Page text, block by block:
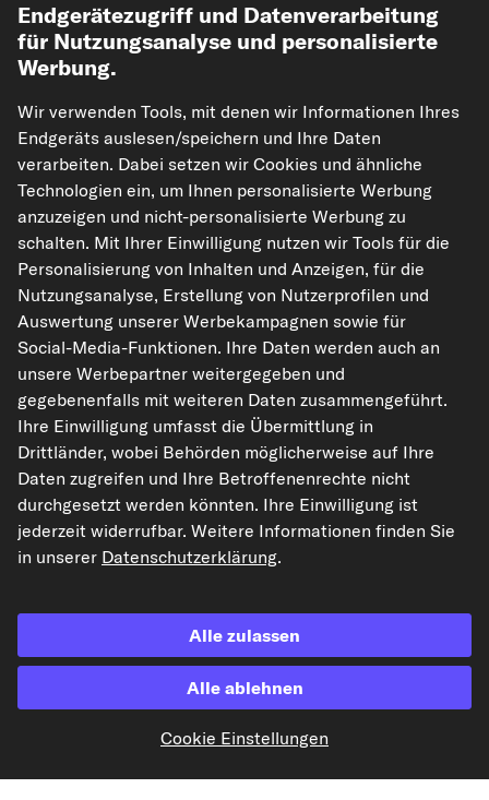
Hilfe & Support
Rechtliches
Akzeptierte Zahlungsarten
Unsere Versandpartner
kfzteile24.de carpardoo.nl
carpardoo.fr
carpardoo.dk
Die hier dargestellten Daten, insbesondere die gesamte Datenbank, dürfen
der Datenbank ohne vorherige Einwilligung von TecAlliance und/oder die
Einbeziehung Dritter in solche Aktivitäten ist streng verboten. Jegliche
Endgerätezugriff und Datenverarbeitung
für Nutzungsanalyse und personalisierte
Werbung.
Wir verwenden Tools, mit denen wir Informationen Ihres
Endgeräts auslesen/speichern und Ihre Daten
verarbeiten. Dabei setzen wir Cookies und ähnliche
Technologien ein, um Ihnen personalisierte Werbung
anzuzeigen und nicht-personalisierte Werbung zu
schalten. Mit Ihrer Einwilligung nutzen wir Tools für die
Personalisierung von Inhalten und Anzeigen, für die
Nutzungsanalyse, Erstellung von Nutzerprofilen und
Auswertung unserer Werbekampagnen sowie für
Social-Media-Funktionen. Ihre Daten werden auch an
unsere Werbepartner weitergegeben und
gegebenenfalls mit weiteren Daten zusammengeführt.
Ihre Einwilligung umfasst die Übermittlung in
Drittländer, wobei Behörden möglicherweise auf Ihre
Daten zugreifen und Ihre Betroffenenrechte nicht
durchgesetzt werden könnten. Ihre Einwilligung ist
jederzeit widerrufbar. Weitere Informationen finden Sie
in unserer Datenschutzerklärung.
Alle zulassen
Alle ablehnen
Cookie Einstellungen